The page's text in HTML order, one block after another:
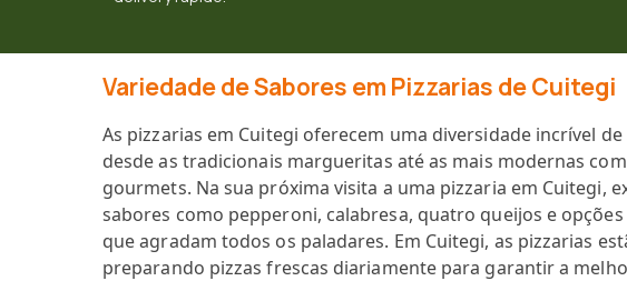
Variedade de Sabores em Pizzarias de Cuitegi
As pizzarias em Cuitegi oferecem uma diversidade incrível de
desde as tradicionais margueritas até as mais modernas
gourmets. Na sua próxima visita a uma pizzaria em Cuitegi,
sabores como pepperoni, calabresa, quatro queijos e opções
que agradam todos os paladares. Em Cuitegi, as pizzarias
preparando pizzas frescas diariamente para garantir a